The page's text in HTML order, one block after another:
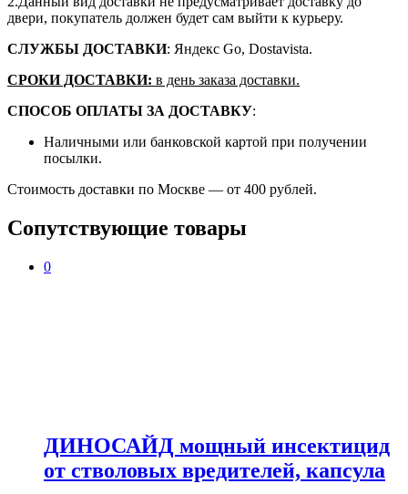
двери, покупатель должен будет сам выйти к курьеру.
СЛУЖБЫ ДОСТАВКИ: Яндекс Go, Dostavista.
СРОКИ ДОСТАВКИ: в день заказа доставки.
СПОСОБ ОПЛАТЫ ЗА ДОСТАВКУ:
Наличными или банковской картой при получении
посылки.
Стоимость доставки по Москве — от 400 рублей.
Сопутствующие товары
0
ДИНОСАЙД мощный инсектицид
от стволовых вредителей, капсула